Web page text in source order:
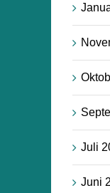
Juli
Juni